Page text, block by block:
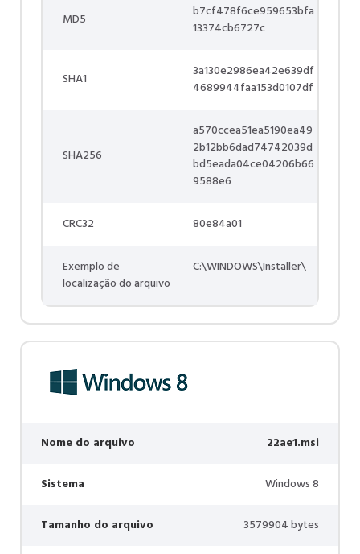
MD5
b7cf478f6ce959653bfa
13374cb6727c
SHA1
3a130e2986ea42e639df
4689944faa153d0107df
SHA256
a570ccea51ea5190ea49
2b12bb6dad74742039d
bd5eada04ce04206b66
9588e6
CRC32 80e84a01
Exemplo de
localização do arquivo
C:\WINDOWS\Installer\
Nome do arquivo 22ae1.msi
Sistema Windows 8
Tamanho do arquivo 3579904 bytes